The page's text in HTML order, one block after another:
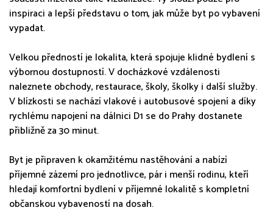
inspiraci a lepší představu o tom, jak může byt po vybavení
vypadat.
Velkou předností je lokalita, která spojuje klidné bydlení s
výbornou dostupností. V docházkové vzdálenosti
naleznete obchody, restaurace, školy, školky i další služby.
V blízkosti se nachází vlakové i autobusové spojení a díky
rychlému napojení na dálnici D1 se do Prahy dostanete
přibližně za 30 minut.
Byt je připraven k okamžitému nastěhování a nabízí
příjemné zázemí pro jednotlivce, pár i menší rodinu, kteří
hledají komfortní bydlení v příjemné lokalitě s kompletní
občanskou vybaveností na dosah.